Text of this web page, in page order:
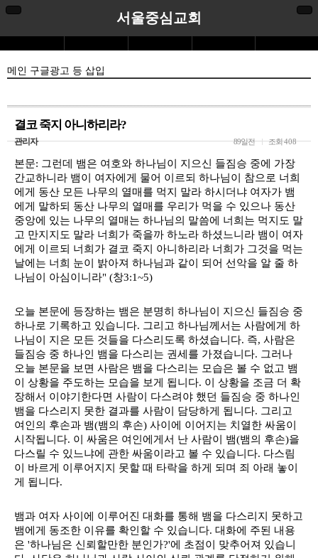
서울중심교회
메인 구글광고 등 삽입
결코 죽지 아니하리라?
관리자 조회408
89일전
본문: 그런데 뱀은 여호와 하나님이 지으신 들짐승 중에 가장
간교하니라 뱀이 여자에게 물어 이르되 하나님이 참으로 너희
에게 동산 모든 나무의 열매를 먹지 말라 하시더냐 여자가 뱀
에게 말하되 동산 나무의 열매를 우리가 먹을 수 있으나 동산
중앙에 있는 나무의 열매는 하나님의 말씀에 너희는 먹지도 말
고 만지지도 말라 너희가 죽을까 하노라 하셨느니라 뱀이 여자
에게 이르되 너희가 결코 죽지 아니하리라 너희가 그것을 먹는
날에는 너희 눈이 밝아져 하나님과 같이 되어 선악을 알 줄 하
나님이 아심이니라" (창3:1~5)
오늘 본문에 등장하는 뱀은 분명히 하나님이 지으신 들짐승 중
하나로 기록하고 있습니다. 그리고 하나님께서는 사람에게 하
나님이 지은 모든 것들을 다스리도록 하셨습니다. 즉, 사람은
들짐승 중 하나인 뱀을 다스리는 권세를 가졌습니다. 그러나
오늘 본문을 보면 사람은 뱀을 다스리는 모습은 볼 수 없고 뱀
이 상황을 주도하는 모습을 보게 됩니다. 이 상황을 조금 더 확
장해서 이야기한다면 사람이 다스려야 했던 들짐승 중 하나인
뱀을 다스리지 못한 결과를 사람이 담당하게 됩니다. 그리고
여인의 후손과 뱀(뱀의 후손) 사이에 이어지는 치열한 싸움이
시작됩니다. 이 싸움은 여인에게서 난 사람이 뱀(뱀의 후손)을
다스릴 수 있느냐에 관한 싸움이라고 볼 수 있습니다. 다스림
이 바르게 이루어지지 못할 때 타락을 하게 되며 죄 아래 놓이
게 됩니다.
뱀과 여자 사이에 이루어진 대화를 통해 뱀을 다스리지 못하고
뱀에게 동조한 이유를 확인할 수 있습니다. 대화에 주된 내용
은 '하나님은 신뢰할만한 분인가?'에 초점이 맞추어져 있습니